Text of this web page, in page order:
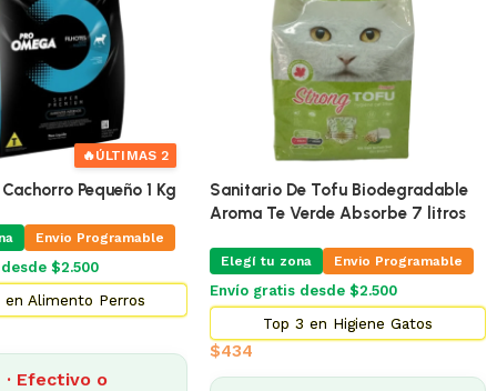
Gatos Equilibrio
Envio Programable
$2.500
en Alimento Gatos
Shampoo Para Perros y Gatos
Dominal
Elegí tu zona Envio Programable
Envío gratis desde $2.500
Top 13 en Higiene Gatos
$483